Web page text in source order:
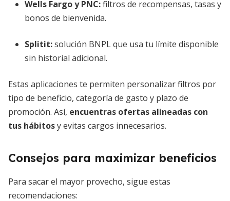
Wells Fargo y PNC:filtros de recompensas, tasas y
bonos de bienvenida.
Splitit:solución BNPL que usa tu límite disponible
sin historial adicional.
Estas aplicaciones te permiten personalizar filtros por
tipo de beneficio, categoría de gasto y plazo de
promoción. Así, encuentras ofertas alineadas con
tus hábitosy evitas cargos innecesarios.
Consejos para maximizar beneficios
Para sacar el mayor provecho, sigue estas
recomendaciones: